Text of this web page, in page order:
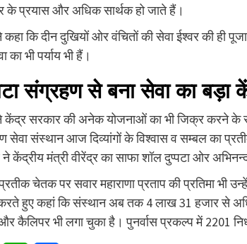
के प्रयास और अधिक सार्थक हो जाते हैं।
कहा कि दीन दुखियों ओर वंचितों की सेवा ईश्वर की ही
भी पर्याय भी हैं।
संग्रहण से बना सेवा का बड़ा
ने केंद्र सरकार की अनेक योजनाओं का भी जिक्र करने
सेवा संस्थान आज दिव्यांगों के विश्वास व सम्बल का
केंद्रीय मंत्री वीरेंद्र का साफा शॉल दुप्पटा ओर
चेतक पर सवार महाराणा प्रताप की प्रतिमा भी
हुए कहां कि संस्थान अब तक 4 लाख 31 हजार से
भी लगा चुका है। पुनर्वास प्रकल्प में 2201